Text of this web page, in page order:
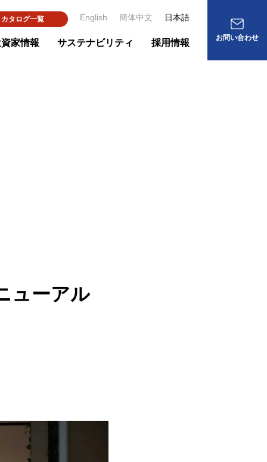
日本語
簡体中文
English
カタログ一覧
家情報 サステナビリティ 採用情報 お問い合わせ
ューアル